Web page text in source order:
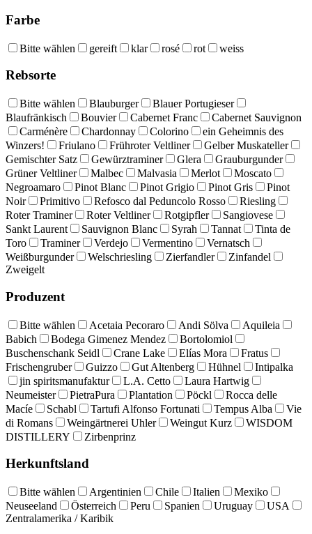
Farbe
Bitte wählen gereift klar rosé rot weiss
Rebsorte
Bitte wählen Blauburger
Blauer Portugieser
Blaufränkisch
Bouvier Cabernet Franc
Cabernet Sauvignon
Carménère
Chardonnay Colorino
ein Geheimnis des
Winzers!
Friulano Frühroter Veltliner
Gelber Muskateller
Gemischter Satz
Gewürztraminer Glera
Grauburgunder
Grüner Veltliner
Malbec Malvasia Merlot
Moscato
Negroamaro
Pinot Blanc Pinot Grigio Pinot Gris
Pinot
Noir
Primitivo Refosco dal Peduncolo Rosso
Riesling
Roter Traminer
Roter Veltliner Rotgipfler
Sangiovese
Sankt Laurent
Sauvignon Blanc Syrah Tannat
Tinta de
Toro
Traminer Verdejo Vermentino
Vernatsch
Weißburgunder
Welschriesling Zierfandler
Zinfandel
Zweigelt
Produzent
Bitte wählen Acetaia Pecoraro Andi Sölva
Aquileia
Babich
Bodega Gimenez Mendez
Bortolomiol
Buschenschank Seidl
Crane Lake Elías Mora
Fratus
Frischengruber
Guizzo Gut Altenberg Hühnel
Intipalka
jin spiritsmanufaktur
L.A. Cetto
Laura Hartwig
Neumeister
PietraPura Plantation Pöckl
Rocca delle
Macíe
Schabl Tartufi Alfonso Fortunati Tempus Alba
Vie
di Romans
Weingärtnerei Uhler Weingut Kurz
WISDOM
DISTILLERY
Zirbenprinz
Herkunftsland
Bitte wählen Argentinien Chile Italien
Mexiko
Neuseeland
Österreich Peru Spanien Uruguay
USA
Zentralamerika / Karibik